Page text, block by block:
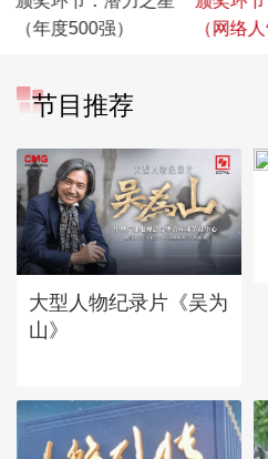
（年度500强）
（网络
节目推荐
大型人物纪录片《吴为
山》